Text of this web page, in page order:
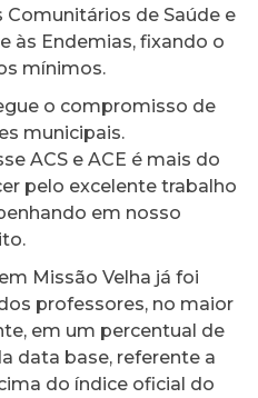
de Saúde e
às Endemias, fixando o
mínimos.
o compromisso de
municipais.
ACS e ACE é mais do
pelo excelente trabalho
em nosso
Missão Velha já foi
professores, no maior
em um percentual de
data base, referente a
do índice oficial do